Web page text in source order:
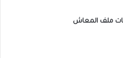
ملف المعاش